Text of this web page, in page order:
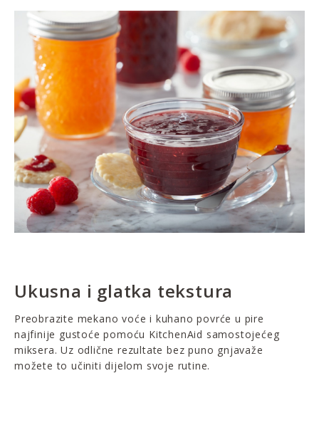
Ukusna i glatka tekstura
Preobrazite mekano voće i kuhano povrće u pire
najfinije gustoće pomoću KitchenAid samostojećeg
miksera. Uz odlične rezultate bez puno gnjavaže
možete to učiniti dijelom svoje rutine.